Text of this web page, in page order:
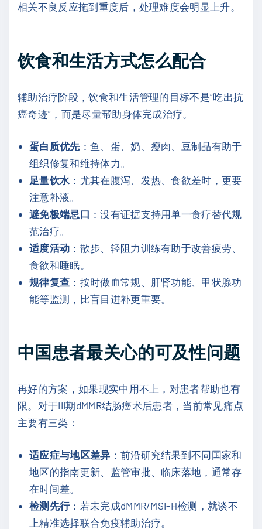
相关不良反应拖到重度后，处理难度会明显上升。
饮食和生活方式怎么配合
辅助治疗阶段，饮食和生活管理的目标不是“吃出抗
癌奇迹”，而是尽量帮助身体完成治疗。
蛋白质优先 ：鱼、蛋、奶、瘦肉、豆制品有助于
组织修复和维持体力。
足量饮水 ：尤其在腹泻、发热、食欲差时，更要
注意补液。
避免极端忌口 ：没有证据支持用单一食疗替代规
范治疗。
适度活动 ：散步、轻阻力训练有助于改善疲劳、
食欲和睡眠。
规律复查 ：按时做血常规、肝肾功能、甲状腺功
能等监测，比盲目进补更重要。
中国患者最关心的可及性问题
再好的方案，如果现实中用不上，对患者帮助也有
限。对于III期dMMR结肠癌术后患者，当前常见痛点
主要有三类：
适应症与地区差异 ：前沿研究结果到不同国家和
地区的指南更新、监管审批、临床落地，通常存
在时间差。
检测先行：若未完成dMMR/MSI-H检测，就谈不
上精准选择联合免疫辅助治疗。